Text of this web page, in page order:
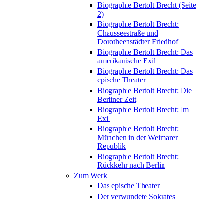
Biographie Bertolt Brecht (Seite
2)
Biographie Bertolt Brecht:
Chausseestraße und
Dorotheenstädter Friedhof
Biographie Bertolt Brecht: Das
amerikanische Exil
Biographie Bertolt Brecht: Das
epische Theater
Biographie Bertolt Brecht: Die
Berliner Zeit
Biographie Bertolt Brecht: Im
Exil
Biographie Bertolt Brecht:
München in der Weimarer
Republik
Biographie Bertolt Brecht:
Rückkehr nach Berlin
Zum Werk
Das epische Theater
Der verwundete Sokrates